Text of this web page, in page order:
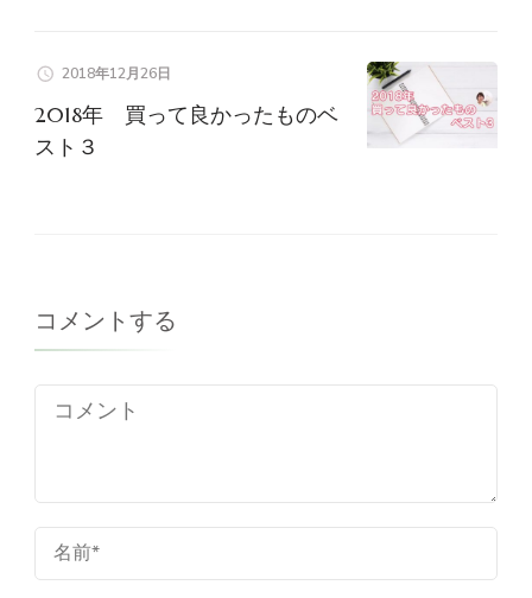
2018年12月26日
2018年 買って良かったものベ
スト３
コメントする